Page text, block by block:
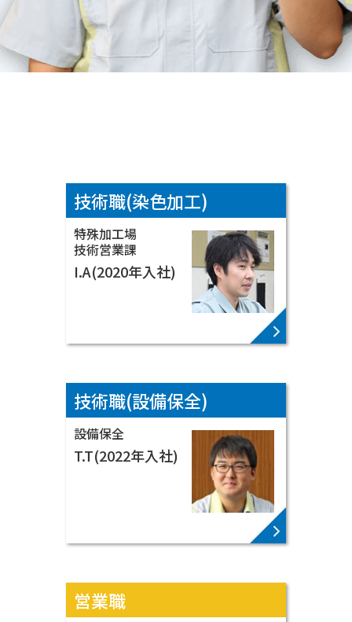
お客様のニーズに
お応えするのが、
技術職(染色加工)
特殊加工場
技術営業課
I.A(2020年入社)
自分の強みを突き
詰めてチャレンジは
続く、これからも
VIEW MORE ▶
技術職(設備保全)
設備保全
T.T(2022年入社)
お客様と向き合って、
新素材を提供して
VIEW MORE ▶
営業職